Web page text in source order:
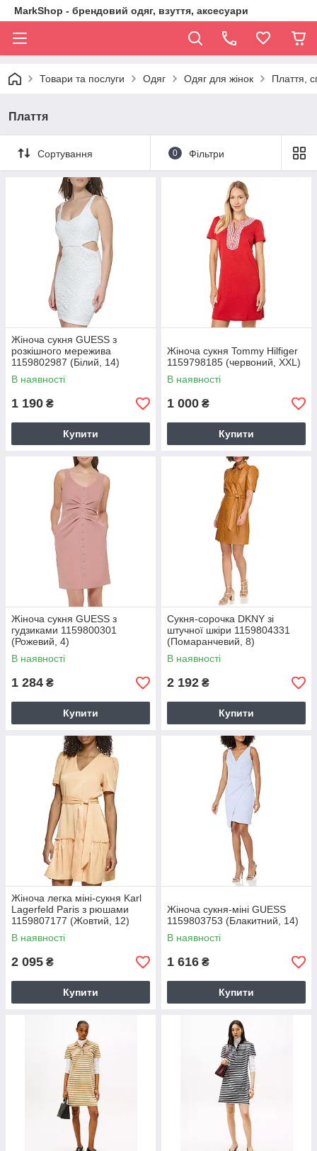
MarkShop - брендовий одяг, взуття, аксесуари
Товари та послуги Одяг Одяг для жінок Плаття,
Плаття
Сортування 0 Фільтри
Жіноча сукня GUESS з
розкішного мережива
1159802987 (Білий, 14)
В наявності
1 190 ₴
Купити
Жіноча сукня Tommy Hilfiger
1159798185 (червоний, XXL)
В наявності
1 000 ₴
Купити
Жіноча сукня GUESS з
гудзиками 1159800301
(Рожевий, 4)
В наявності
1 284 ₴
Купити
Сукня-сорочка DKNY зі
штучної шкіри 1159804331
(Помаранчевий, 8)
В наявності
2 192 ₴
Купити
Жіноча легка міні-сукня Karl
Lagerfeld Paris з рюшами
1159807177 (Жовтий, 12)
В наявності
2 095 ₴
Купити
Жіноча сукня-міні GUESS
1159803753 (Блакитний, 14)
В наявності
1 616 ₴
Купити